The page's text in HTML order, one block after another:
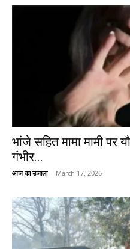
भांजे सहित मामा मामी
गंभीर...
आज का उजाला - March 17, 2026